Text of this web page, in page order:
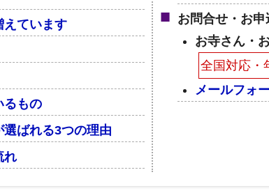
えています
るもの
ばれる3つの理由
れ
お問合せ・お申
お寺さん・
全国対応・
メールフォ